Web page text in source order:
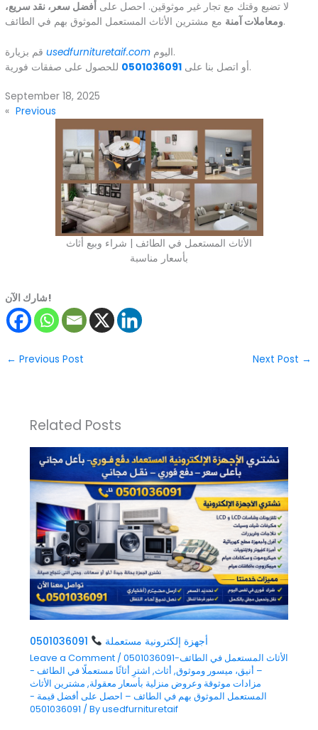
لا تضيع وقتك مع تجار غير موثوقين. احصل على أفضل سعر، نقد سريع،
ومعاملات آمنةمع مشترين الأثاث المستعمل الموثوق بهم في الطائف.
قم بزيارةusedfurnituretaif.com
اليوم.
أو اتصل بنا على 0501036091 للحصول على صفقات فورية.
September 18, 2025
« Previous
الأثاث المستعمل في الطائف | شراء وبيع أثاث
بأسعار مناسبة
شارك الآن!
← Previous Post Next Post →
Related Posts
أجهزة إلكترونية مستعملة
Leave a Comment / 0501036091-الأثاث المستعمل في الطائف
– أنيق، ميسور وموثوق, أثاث, اشترِ أثاثًا مستعملًا في الطائف -
مزادات موثوقة وعروض منزلية بأسعار معقولة, مشترين الأثاث
المستعمل الموثوق بهم في الطائف – احصل على أفضل قيمة -
0501036091 / Byusedfurnituretaif